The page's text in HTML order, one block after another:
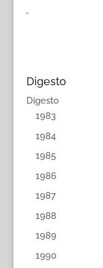
Digesto
Digesto
1983
1984
1985
1986
1987
1988
1989
1990